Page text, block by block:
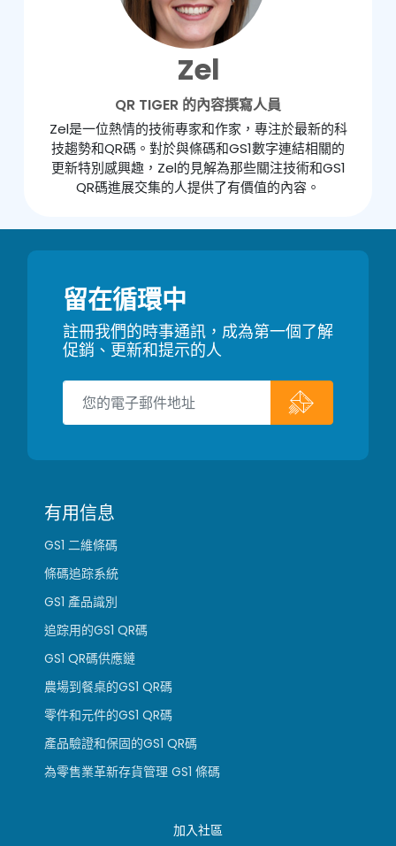
Zel
QR TIGER 的內容撰寫人員
Zel是一位熱情的技術專家和作家，專注於最新的科
技趨勢和QR碼。對於與條碼和GS1數字連結相關的
更新特別感興趣，Zel的見解為那些關注技術和GS1
QR碼進展交集的人提供了有價值的內容。
留在循環中
註冊我們的時事通訊，成為第一個了解
促銷、更新和提示的人
有用信息
GS1 二維條碼
條碼追踪系統
GS1 產品識別
追踪用的GS1 QR碼
GS1 QR碼供應鏈
農場到餐桌的GS1 QR碼
零件和元件的GS1 QR碼
產品驗證和保固的GS1 QR碼
為零售業革新存貨管理 GS1 條碼
加入社區